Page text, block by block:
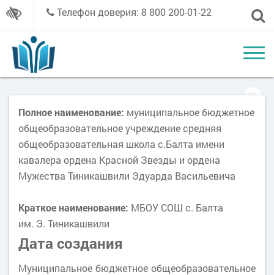
Телефон доверия: 8 800 200-01-22
Полное наименование: муниципальное бюджетное
общеобразовательное учреждение средняя
общеобразовательная школа с.Балта имени
кавалера ордена Красной Звезды и ордена
Мужества Тиникашвили Эдуарда Васильевича
Краткое наименование: МБОУ СОШ с. Балта
им. Э. Тиникашвили
Дата создания
Муниципальное бюджетное общеобразовательное